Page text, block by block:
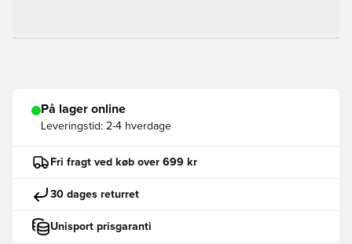
På lager online
Leveringstid: 2-4 hverdage
Fri fragt ved køb over 699 kr
30 dages returret
Unisport prisgaranti